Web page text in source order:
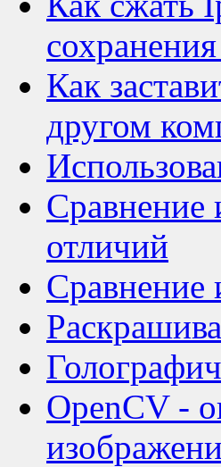
Как
другом
Сравнение
отличий
Сравнение
OpenCV -